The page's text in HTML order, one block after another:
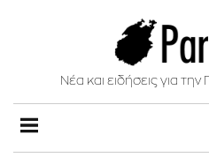
Νέα και ειδήσεις για